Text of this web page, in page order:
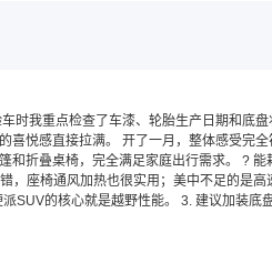
时我重点检查了车漆、轮胎生产日期和
悦感直接拉满。 开了一月，整体感受
折叠桌椅，完全满足家庭出行需求。 ?
座椅通风加热也很实用；美中不足的
SUV的核心就是越野性能。 3. 建议加装底